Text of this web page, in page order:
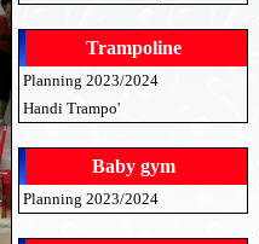
Trampoline
Planning 2023/2024
Handi Trampo'
Baby gym
Planning 2023/2024